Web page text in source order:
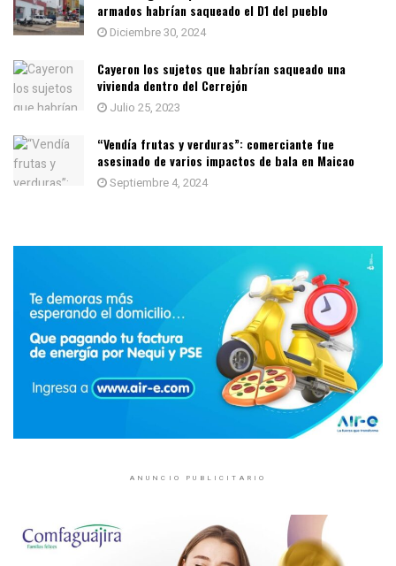
armados habrían saqueado el D1 del pueblo
Diciembre 30, 2024
Cayeron los sujetos que habrían saqueado una
vivienda dentro del Cerrejón
Julio 25, 2023
“Vendía frutas y verduras”: comerciante fue
asesinado de varios impactos de bala en Maicao
Septiembre 4, 2024
ANUNCIO PUBLICITARIO